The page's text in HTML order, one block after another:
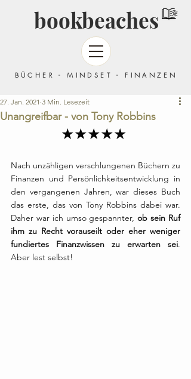
bookbeaches
BÜCHER - MINDSET - FINANZEN
Unangreifbar - von Tony Robbins
27. Jan. 2021 3 Min. Lesezeit
★★★★★
Nach unzähligen verschlungenen Büchern zu
Finanzen und Persönlichkeitsentwicklung in
den vergangenen Jahren, war dieses Buch
das erste, das von Tony Robbins dabei war.
Daher war ich umso gespannter, ob sein Ruf
ihm zu Recht vorauseilt oder eher weniger
fundiertes Finanzwissen zu erwarten sei.
Aber lest selbst!